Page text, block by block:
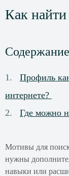
Как найти
Содержание
Профиль
интернете?
Где можно
Мотивы для
нужны
навыки или